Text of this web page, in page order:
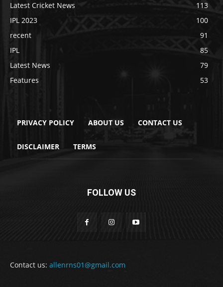
Latest Cricket News
113
IPL 2023
100
recent
91
IPL
85
Latest News
79
Features
53
PRIVACY POLICY ABOUT US CONTACT US
DISCLAIMER TERMS
FOLLOW US
Contact us: allenrns01@gmail.com